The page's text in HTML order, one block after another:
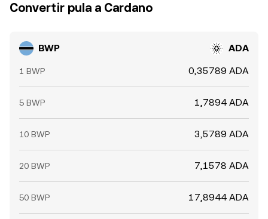
Convertir pula a Cardano
BWP ADA
1 BWP 0,35789 ADA
5 BWP 1,7894 ADA
10 BWP 3,5789 ADA
20 BWP 7,1578 ADA
50 BWP 17,8944 ADA